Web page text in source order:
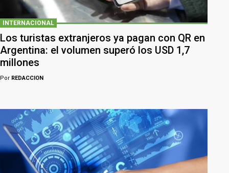
INTERNACIONAL
Los turistas extranjeros ya pagan con QR en
Argentina: el volumen superó los USD 1,7
millones
Por REDACCION